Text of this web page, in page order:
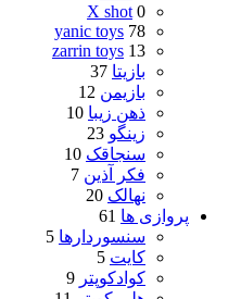
X shot 0
yanic toys 78
zarrin toys 13
بازیتا 37
بازیمن 12
ذهن زیبا 10
زینگو 23
سنجاقک 10
فکر آذین 7
نهالک 20
پروازی ها 61
سنسوردارها 5
کایت 5
کوادکوپتر 9